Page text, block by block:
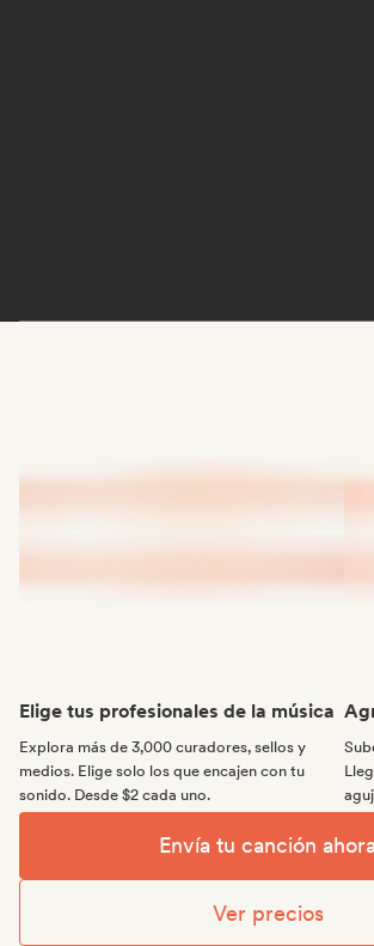
Elige tus profesionales de la música
Explora más de 3,000 curadores, sellos y
medios. Elige solo los que encajen con tu
sonido. Desde $2 cada uno.
Envía tu canción ahora
Ver precios